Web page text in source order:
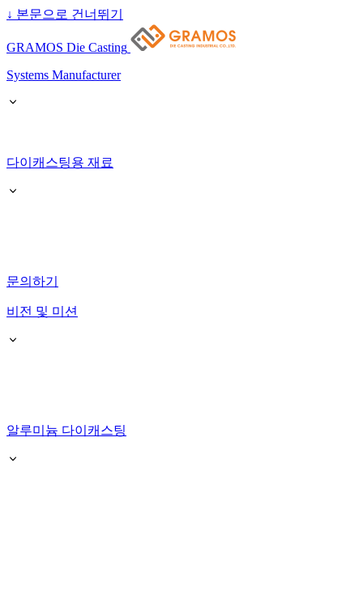
↓ 본문으로 건너뛰기
GRAMOS Die Casting
Systems Manufacturer
다이캐스팅용 재료
문의하기
비전 및 미션
알루미늄 다이캐스팅